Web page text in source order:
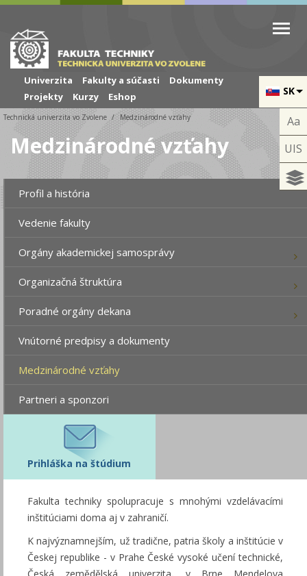
Skip to cookies
Skip to navigation
Skočiť na hlavný obsah
SK
Univerzita Fakulty a súčasti
Dokumenty
Projekty
Kurzy Eshop
Aa
UIS
Technická univerzita vo Zvolene Medzinárodné vzťahy
Medzinárodné vzťahy
Profil a história
Vedenie fakulty
Orgány akademickej samosprávy
Organizačná štruktúra
Poradné orgány dekana
Vnútorné predpisy a dokumenty
Medzinárodné vzťahy
Partneri a sponzori
Prihláška na štúdium
Fakulta techniky spolupracuje s mnohými vzdelávacími
inštitúciami doma aj v zahraničí.
K najvýznamnejším, už tradične, patria školy a inštitúcie v
Českej republike - v Prahe České vysoké učení technické,
Česká zemědělská univerzita, v Brne Mendelova